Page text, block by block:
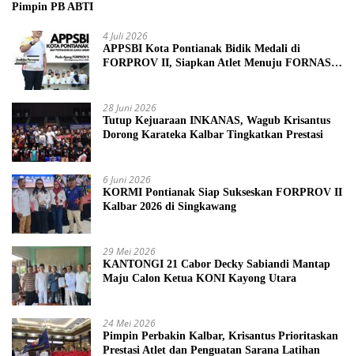
Pimpin PB ABTI
4 Juli 2026
APPSBI Kota Pontianak Bidik Medali di
FORPROV II, Siapkan Atlet Menuju FORNAS
28 Juni 2026
Tutup Kejuaraan INKANAS, Wagub Krisantus
Dorong Karateka Kalbar Tingkatkan Prestasi
6 Juni 2026
KORMI Pontianak Siap Sukseskan FORPROV II
Kalbar 2026 di Singkawang
29 Mei 2026
KANTONGI 21 Cabor Decky Sabiandi Mantap
Maju Calon Ketua KONI Kayong Utara
24 Mei 2026
Pimpin Perbakin Kalbar, Krisantus Prioritaskan
Prestasi Atlet dan Penguatan Sarana Latihan